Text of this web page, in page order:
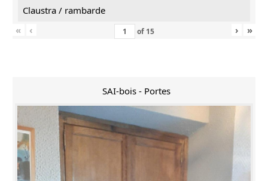
Claustra / rambarde
«
‹ of 15 › »
SAI-bois - Portes